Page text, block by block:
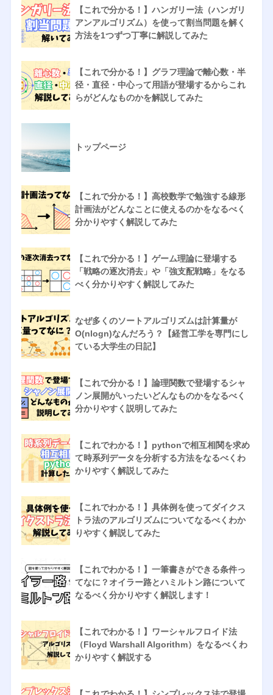
【これで分かる！】ハンガリー法（ハンガリ
アンアルゴリズム）を使って割当問題を解く
方法を1つずつ丁寧に解説してみた
【これで分かる！】グラフ理論で離心数・半
径・直径・中心って用語が登場するからこれ
らがどんなものかを解説してみた
トップページ
【これで分かる！】高校数学で勉強する線形
計画法がどんなことに使えるのかをなるべく
分かりやすく解説してみた
【これで分かる！】ゲーム理論に登場する
「戦略の逐次消去」や「強支配戦略」をなる
べく分かりやすく解説してみた
なぜ多くのソートアルゴリズムは計算量が
O(nlogn)なんだろう？【経営工学を専門にし
ている大学生の日記】
【これで分かる！】論理関数で登場するシャ
ノン展開がいったいどんなものかをなるべく
分かりやすく説明してみた
【これでわかる！】pythonで相互相関を求め
て時系列データを分析する方法をなるべくわ
かりやすく解説してみた
【これでわかる！】具体例を使ってダイクス
トラ法のアルゴリズムについてなるべくわか
りやすく解説してみた
【これでわかる！】一筆書きができる条件っ
てなに？オイラー路とハミルトン路について
なるべく分かりやすく解説します！
【これでわかる！】ワーシャルフロイド法
（Floyd Warshall Algorithm）をなるべくわ
かりやすく解説する